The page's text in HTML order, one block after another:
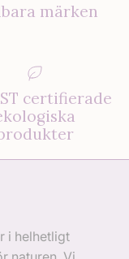
märken
certifierade
i helhetligt